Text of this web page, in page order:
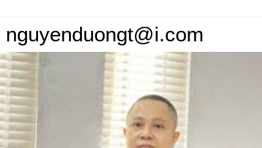
nguyenduongt@i.com